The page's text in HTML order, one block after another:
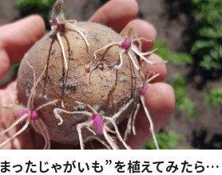
ったじゃがいも”を植えてみたら…